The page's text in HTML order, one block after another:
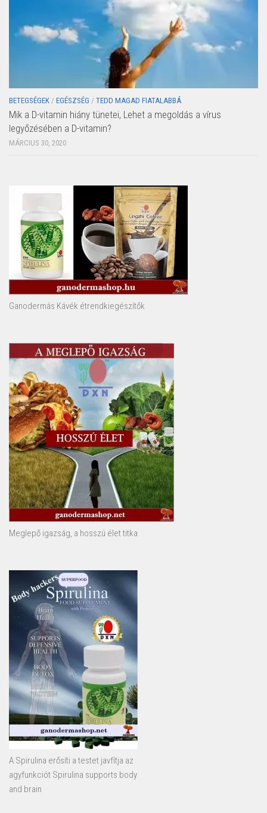
BETEGSÉGEK / EGÉSZSÉG / TEDD MAGAD FIATALABBÁ
Mik a D-vitamin hiány tünetei, Lehet a megoldás a vírus
legyőzésében a D-vitamin?
MÁRCIUS 30, 2020
Ganodermás Kávék étrendkiegészítők
Meglepő igazság, a hosszú élet titka
A Spirulina erősíti a testet javfítja az
agyfunkciót Spirulina supports body
and brain